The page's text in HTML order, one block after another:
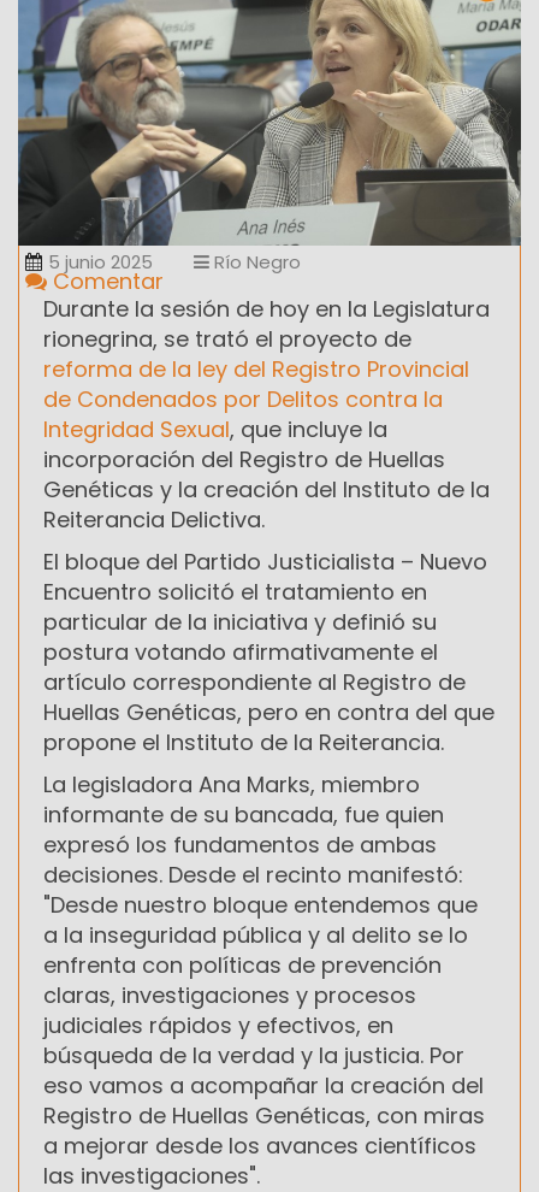
5 junio 2025 Río Negro
Comentar
Durante la sesión de hoy en la Legislatura
rionegrina, se trató el proyecto de
reforma de la ley del Registro Provincial
de Condenados por Delitos contra la
Integridad Sexual, que incluye la
incorporación del Registro de Huellas
Genéticas y la creación del Instituto de la
Reiterancia Delictiva.
El bloque del Partido Justicialista – Nuevo
Encuentro solicitó el tratamiento en
particular de la iniciativa y definió su
postura votando afirmativamente el
artículo correspondiente al Registro de
Huellas Genéticas, pero en contra del que
propone el Instituto de la Reiterancia.
La legisladora Ana Marks, miembro
informante de su bancada, fue quien
expresó los fundamentos de ambas
decisiones. Desde el recinto manifestó:
"Desde nuestro bloque entendemos que
a la inseguridad pública y al delito se lo
enfrenta con políticas de prevención
claras, investigaciones y procesos
judiciales rápidos y efectivos, en
búsqueda de la verdad y la justicia. Por
eso vamos a acompañar la creación del
Registro de Huellas Genéticas, con miras
a mejorar desde los avances científicos
las investigaciones".